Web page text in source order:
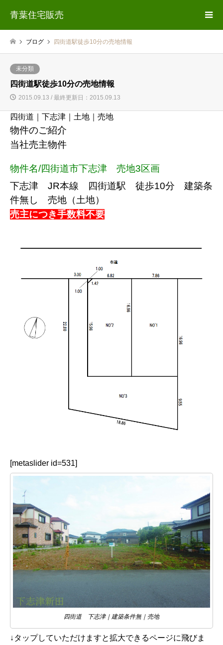
青葉住宅販売
ブログ 四街道駅徒歩10分の売地情報
未分類
四街道駅徒歩10分の売地情報
2015.09.13 / 最終更新日：2015.09.13
四街道｜下志津｜土地｜売地
物件のご紹介
当社売主物件
物件名/四街道市下志津 売地3区画
下志津 JR本線 四街道駅 徒歩10分 建築条
件無し 売地（土地）
売主につき手数料不要
[metaslider id=531]
四街道 下志津｜建築条件無｜売地
↓タップしていただけますと拡大できるページに飛びま